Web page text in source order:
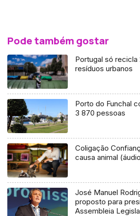
Pode também gostar
Portugal só recicla 20% dos
resíduos urbanos
Porto do Funchal
3 870 pessoas
Coligação
causa animal
José Manuel
proposto para
Assembleia